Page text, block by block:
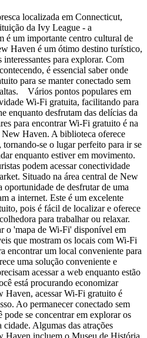
localizada em Connecticut,
da Ivy League - a
é um importante centro cultural de
Haven é um ótimo destino turístico,
para explorar. Com
é essencial saber onde
para se manter conectado sem
Vários pontos populares em
Wi-Fi gratuita, facilitando para
enquanto desfrutam das delícias da
para encontrar Wi-Fi gratuito é na
Haven. A biblioteca oferece
se o lugar perfeito para ir se
enquanto estiver em movimento.
podem acessar conectividade
Situado na área central de New
oportunidade de desfrutar de uma
a internet. Este é um excelente
pois é fácil de localizar e oferece
para trabalhar ou relaxar.
o 'mapa de Wi-Fi' disponível em
que mostram os locais com Wi-Fi
encontrar um local conveniente para
uma solução conveniente e
acessar a web enquanto estão
está procurando economizar
Haven, acessar Wi-Fi gratuito é
Ao permanecer conectado sem
pode se concentrar em explorar os
cidade. Algumas das atrações